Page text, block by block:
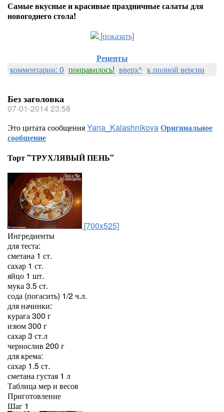
Самые вкусные и красивые праздничные салаты для
новогоднего стола!
[показать]
Рецепты
комментарии: 0 понравилось! вверх^ к полной версии
Без заголовка
07-01-2014 23:58
Это цитата сообщенияYana_KalashnikovaОригинальное
сообщение
Торт "ТРУХЛЯВЫЙ ПЕНЬ"
[700x525]
Ингредиенты
для теста:
сметана 1 ст.
сахар 1 ст.
яйцо 1 шт.
мука 3.5 ст.
сода (погасить) 1/2 ч.л.
для начинки:
курага 300 г
изюм 300 г
сахар 3 ст.л
чернослив 200 г
для крема:
сахар 1.5 ст.
сметана густая 1 л
Таблица мер и весов
Приготовление
Шаг 1